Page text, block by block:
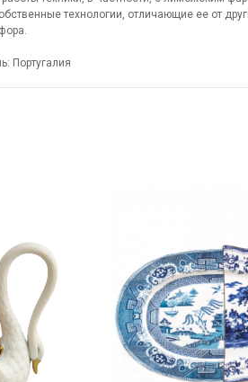
технологии, отличающие ее от
Португалия